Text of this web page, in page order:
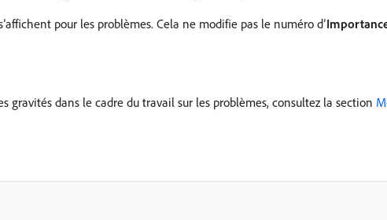
pour les problèmes. Cela ne modifie pas le numéro d’
gravités dans le cadre du travail sur les problèmes, consultez la section